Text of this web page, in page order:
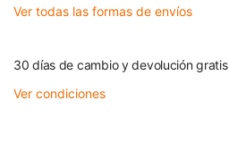
Ver todas las formas de envíos
30 días de cambio y devolución gratis
Ver condiciones